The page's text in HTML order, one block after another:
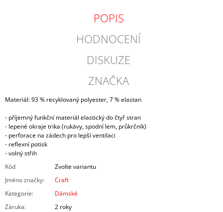
POPIS
HODNOCENÍ
DISKUZE
ZNAČKA
Materiál: 93 % recyklovaný polyester, 7 % elastan
- příjemný funkční materiál elastický do čtyř stran
- lepené okraje trika (rukávy, spodní lem, průkrčník)
- perforace na zádech pro lepší ventilaci
- reflexní potisk
- volný střih
Kód
Zvolte variantu
Jméno značky:
Craft
Kategorie:
Dámské
Záruka:
2 roky